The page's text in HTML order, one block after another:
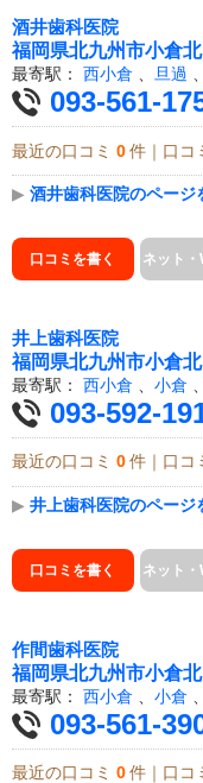
酒井歯科医院
福岡県北九州市小倉
最寄駅： 西小倉 、 旦過 、
093-561-
最近の口コミ 0 件｜口コ
▶ 酒井歯科医院のページ
口コミを書く ネット
井上歯科医院
福岡県北九州市小倉
最寄駅： 西小倉 小倉
093-592-
最近の口コミ 0 件｜口コ
▶ 井上歯科医院のページ
口コミを書く ネット
作間歯科医院
福岡県北九州市小倉
最寄駅： 西小倉 小倉
093-561-
最近の口コミ 0 件｜口コ